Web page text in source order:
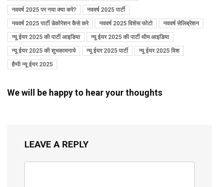
नववर्ष 2025 पर नया क्या करे?
नववर्ष 2025 पार्टी
नववर्ष 2025 पार्टी डेकोरेशन कैसे करे
नववर्ष 2025 विशेस फोटो
नववर्ष सेलिब्रेशन
न्यू ईयर 2025 की पार्टी आइडिया
न्यू ईयर 2025 की पार्टी थीम आइडिया
न्यू ईयर 2025 की शुभकामनाये
न्यू ईयर 2025 पार्टी
न्यू ईयर 2025 विश
हैप्पी न्यू ईयर 2025
We will be happy to hear your thoughts
LEAVE A REPLY